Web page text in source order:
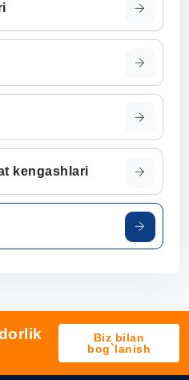
kengashlari
Biz bilan
bog`lanish